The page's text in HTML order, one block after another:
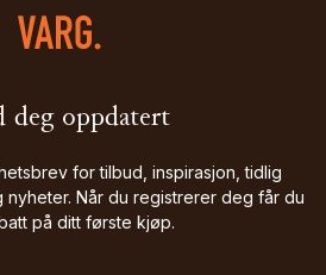
deg oppdatert
for tilbud, inspirasjon, tidlig
nyheter. Når du registrerer deg får du
på ditt første kjøp.